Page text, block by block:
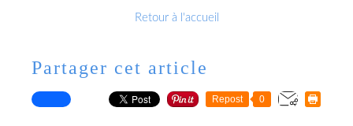
Retour à l'accueil
Partager cet article
Repost 0